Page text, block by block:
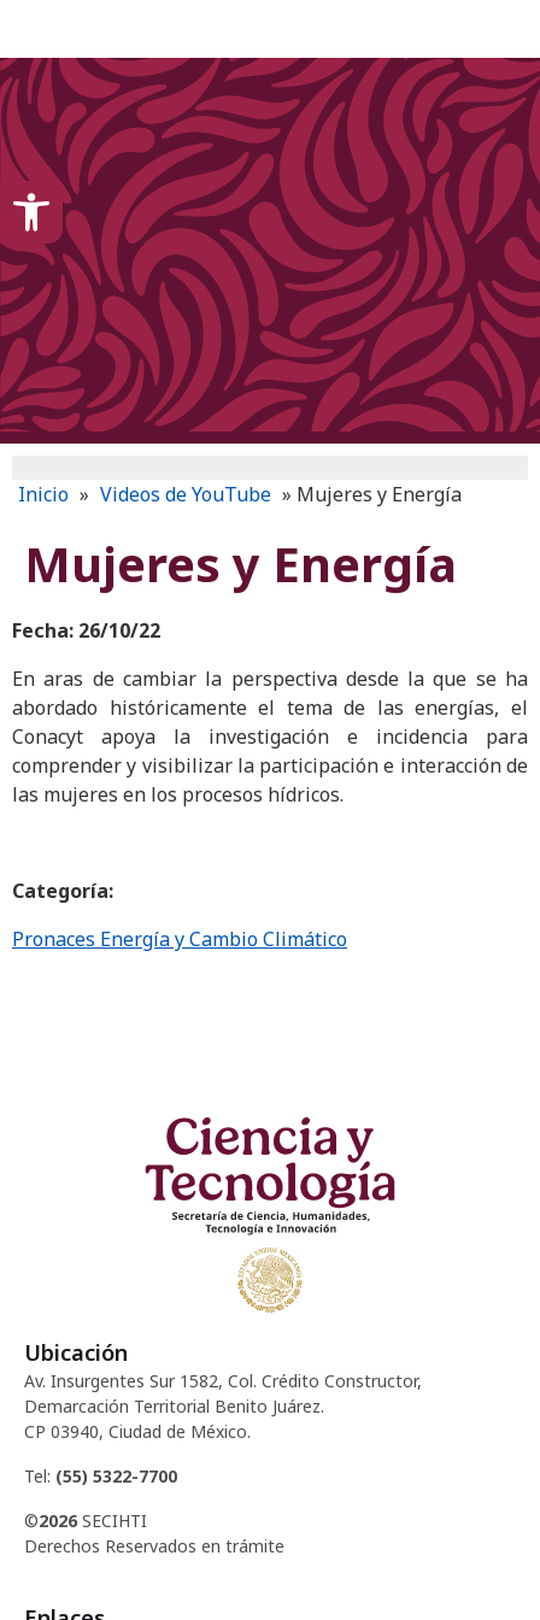
Inicio » Videos de YouTube » Mujeres y Energía
Mujeres y Energía
Fecha: 26/10/22
En aras de cambiar la perspectiva desde la que se ha
abordado históricamente el tema de las energías, el
Conacyt apoya la investigación e incidencia para
comprender y visibilizar la participación e interacción de
las mujeres en los procesos hídricos.
Categoría:
Pronaces Energía y Cambio Climático
Ubicación
Av. Insurgentes Sur 1582, Col. Crédito Constructor,
Demarcación Territorial Benito Juárez.
CP 03940, Ciudad de México.
Tel: (55) 5322-7700
©2026 SECIHTI
Derechos Reservados en trámite
Open toolbar